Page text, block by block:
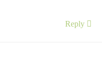
Reply